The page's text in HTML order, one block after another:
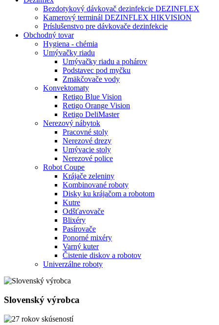
Bezdotykový dávkovač dezinfekcie DEZINFLEX
Kamerový terminál DEZINFLEX HIKVISION
Príslušenstvo pre dávkovače dezinfekcie
Obchodný tovar
Hygiena - chémia
Umývačky riadu
Umývačky riadu a pohárov
Podstavec pod myčku
Zmäkčovače vody
Konvektomaty
Retigo Blue Vision
Retigo Orange Vision
Retigo DeliMaster
Nerezový nábytok
Pracovné stoly
Nerezové drezy
Umývacie stoly
Nerezové police
Robot Coupe
Krájače zeleniny
Kombinované roboty
Disky ku krájačom a robotom
Kutre
Odšťavovače
Blixéry
Pasírovače
Ponorné mixéry
Varný kuter
Čistenie diskov a robotov
Univerzálne roboty
Slovenský výrobca